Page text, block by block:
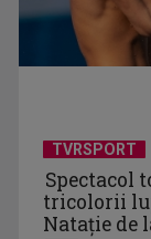
TVRSPORT
Spectacol
tricolorii
Natație de